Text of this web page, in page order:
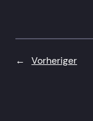
← Vorheriger